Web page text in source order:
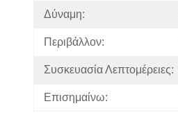
Δύναμη:
Περιβάλλον:
Συσκευασία Λεπτομέρειες:
Επισημαίνω: